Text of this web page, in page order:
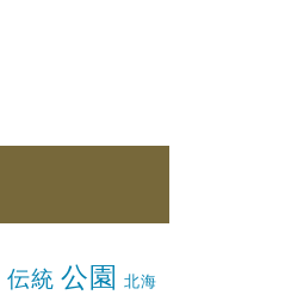
伝統 公園 北海